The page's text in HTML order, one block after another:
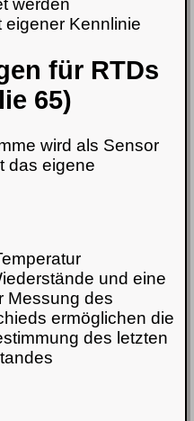
werden
eigener Kennlinie
für RTDs
65)
wird als Sensor
das eigene
und eine
Messung des
ermöglichen die
des letzten